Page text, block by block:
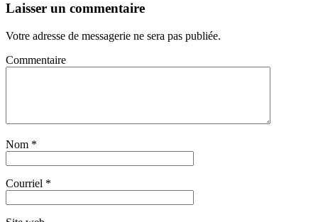
Laisser un commentaire
Votre adresse de messagerie ne sera pas publiée.
Commentaire
Nom *
Courriel *